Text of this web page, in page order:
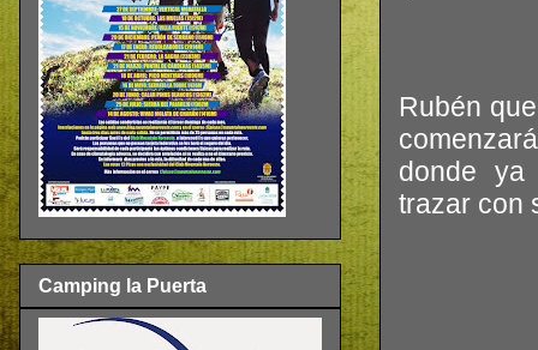
Rubén
donde ya
trazar con
Camping la Puerta